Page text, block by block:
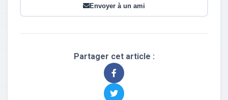
Envoyer à un ami
Partager cet article :